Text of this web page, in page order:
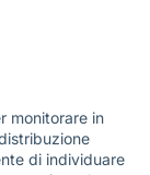
monitorare in
di individuare